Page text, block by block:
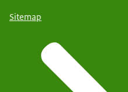
Sitemap